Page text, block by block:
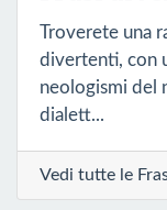
Troverete una
divertenti, con
neologismi del
dialett...
Vedi tutte le